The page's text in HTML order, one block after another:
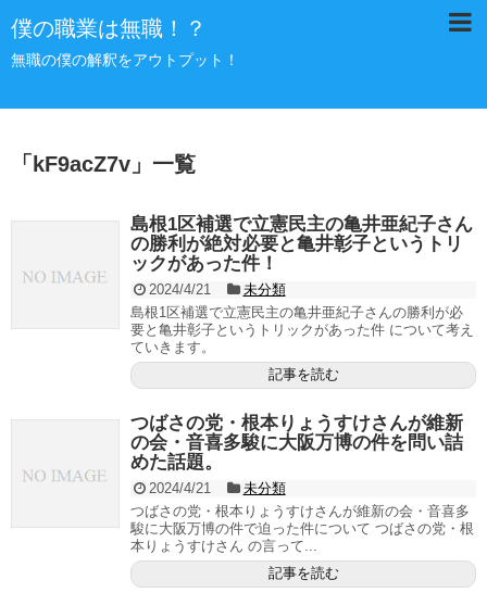
僕の職業は無職！？
無職の僕の解釈をアウトプット！
「 kF9acZ7v 」 一覧
島根1区補選で立憲民主の亀井亜紀子さん
の勝利が絶対必要と亀井彰子というトリ
ックがあった件！
2024/4/21
未分類
島根1区補選で立憲民主の亀井亜紀子さんの勝利が必
要と亀井彰子というトリックがあった件 について考え
ていきます。
記事を読む
つばさの党・根本りょうすけさんが維新
の会・音喜多駿に大阪万博の件を問い詰
めた話題。
2024/4/21
未分類
つばさの党・根本りょうすけさんが維新の会・音喜多
駿に大阪万博の件で迫った件について つばさの党・根
本りょうすけさん の言って...
記事を読む